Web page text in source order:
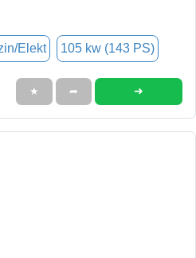
Elekt 105 kw (143 PS)
★ ➦ ➜